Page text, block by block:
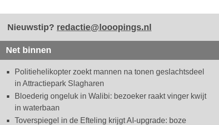
Nieuwstip? redactie@looopings.nl
Net binnen
Politiehelikopter zoekt mannen na tonen geslachtsdeel
in Attractiepark Slagharen
Bloederig ongeluk in Walibi: bezoeker raakt vinger kwijt
in waterbaan
Toverspiegel in de Efteling krijgt AI-upgrade: boze